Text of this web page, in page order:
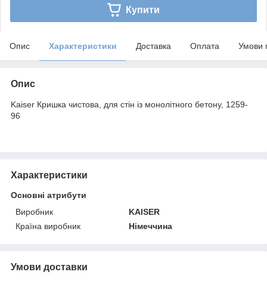
Купити
Опис Характеристики Доставка Оплата Умови
Опис
Kaiser Кришка чистова, для стін із монолітного бетону, 1259-
96
Характеристики
Основні атрибути
Виробник
KAISER
Країна виробник
Німеччина
Умови доставки